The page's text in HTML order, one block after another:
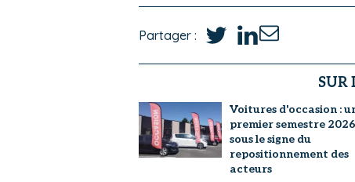
Partager :
SUR
Voitures d'occasion :
premier semestre 2026
sous le signe du
repositionnement des
acteurs